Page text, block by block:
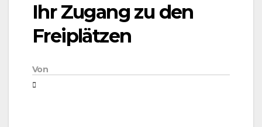
Ihr Zugang zu den
Freiplätzen
Von